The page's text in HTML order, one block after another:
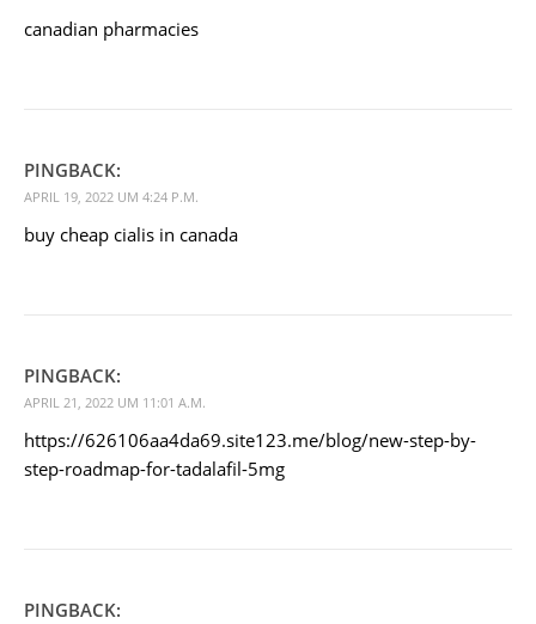
canadian pharmacies
PINGBACK:
APRIL 19, 2022 UM 4:24 P.M.
buy cheap cialis in canada
PINGBACK:
APRIL 21, 2022 UM 11:01 A.M.
https://626106aa4da69.site123.me/blog/new-step-by-
step-roadmap-for-tadalafil-5mg
PINGBACK: